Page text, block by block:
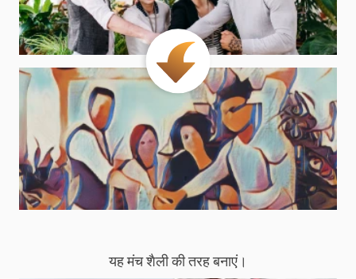
यह मंच शैली की तरह बनाएं।